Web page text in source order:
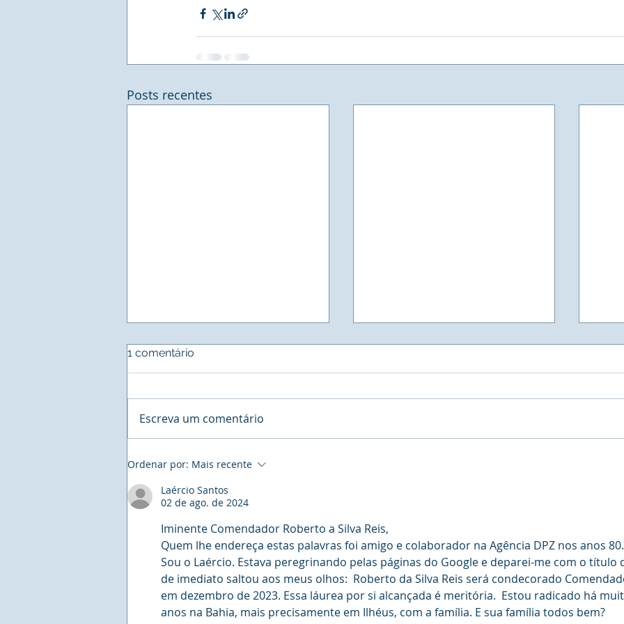
Posts recentes
UNIVIVE - Universidade
Vivencial do Elo Social - A
maior Faculdade do Mundo.
para aumentarmos o nosso
conhecimento e
construirmos a vaga que
tanto queremos.
1 comentário
Escreva um comentário
Ordenar por: Mais recente
Laércio Santos
02 de ago. de 2024
Iminente Comendador Roberto a Silva Reis,
Quem lhe endereça estas palavras foi amigo e colaborador na Agência DPZ nos anos 80.
Sou o Laércio. Estava peregrinando pelas páginas do Google e deparei-me com o título
de imediato saltou aos meus olhos:  Roberto da Silva Reis será condecorado
em dezembro de 2023. Essa láurea por si alcançada é meritória.  Estou radicado há
anos na Bahia, mais precisamente em Ilhéus, com a família. E sua família todos bem?